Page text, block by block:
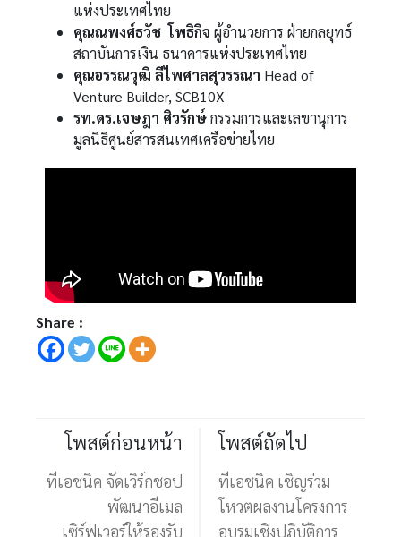
แห่งประเทศไทย
คุณณพงศ์ธวัช โพธิกิจ ผู้อำนวยการ ฝ่ายกลยุทธ์
สถาบันการเงิน ธนาคารแห่งประเทศไทย
คุณอรรณวุฒิ ลีไพศาลสุวรรณา Head of
Venture Builder, SCB10X
รท.ดร.เจษฎา ศิวรักษ์กรรมการและเลขานุการ
มูลนิธิศูนย์สารสนเทศเครือข่ายไทย
Share :
โพสต์ก่อนหน้า
ทีเอชนิค จัดเวิร์กชอป
พัฒนาอีเมล
เซิร์ฟเวอร์ให้รองรับ
โพสต์ถัดไป
ทีเอชนิค เชิญร่วม
โหวตผลงานโครงการ
อบรมเชิงปฏิบัติการ